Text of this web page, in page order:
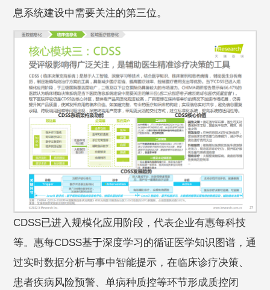
息系统建设中需要关注的第三位。
CDSS已进入规模化应用阶段，代表企业有惠每科技
等。惠每CDSS基于深度学习的循证医学知识图谱，通
过实时数据分析与事中智能提示，在临床诊疗决策、
患者疾病风险预警、单病种质控等环节形成质控闭